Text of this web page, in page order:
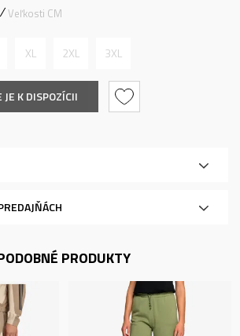
Veľkosti CM
XL 2XL 3XL
K DISPOZÍCII
PRODUKTY